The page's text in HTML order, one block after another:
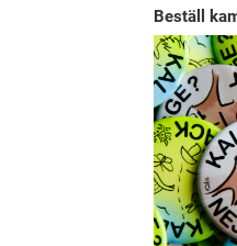
Beställ